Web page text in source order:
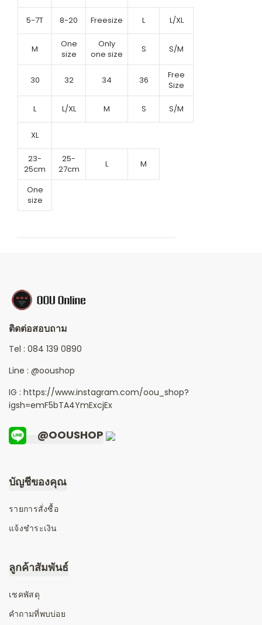
5-7T 8-20 Freesize L L/XL
M
One
size
Only
one size
S S/M
30 32 34 36
Free
Size
L L/XL M S S/M
XL
23-
25cm
25-
27cm
L M
One
size
ติดต่อสอบถาม
Tel : 084 139 0890
Line : @ooushop
IG : https://www.instagram.com/oou_shop?
igsh=emF5bTA4YmExcjEx
@OOUSHOP
บัญชีของคุณ
รายการสั่งซื้อ
แจ้งชำระเงิน
ลูกค้าสัมพันธ์
เชคพัสดุ
คำถามที่พบบ่อย